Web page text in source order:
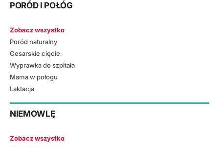
PORÓD I POŁÓG
Zobacz wszystko
Poród naturalny
Cesarskie cięcie
Wyprawka do szpitala
Mama w połogu
Laktacja
NIEMOWLĘ
Zobacz wszystko